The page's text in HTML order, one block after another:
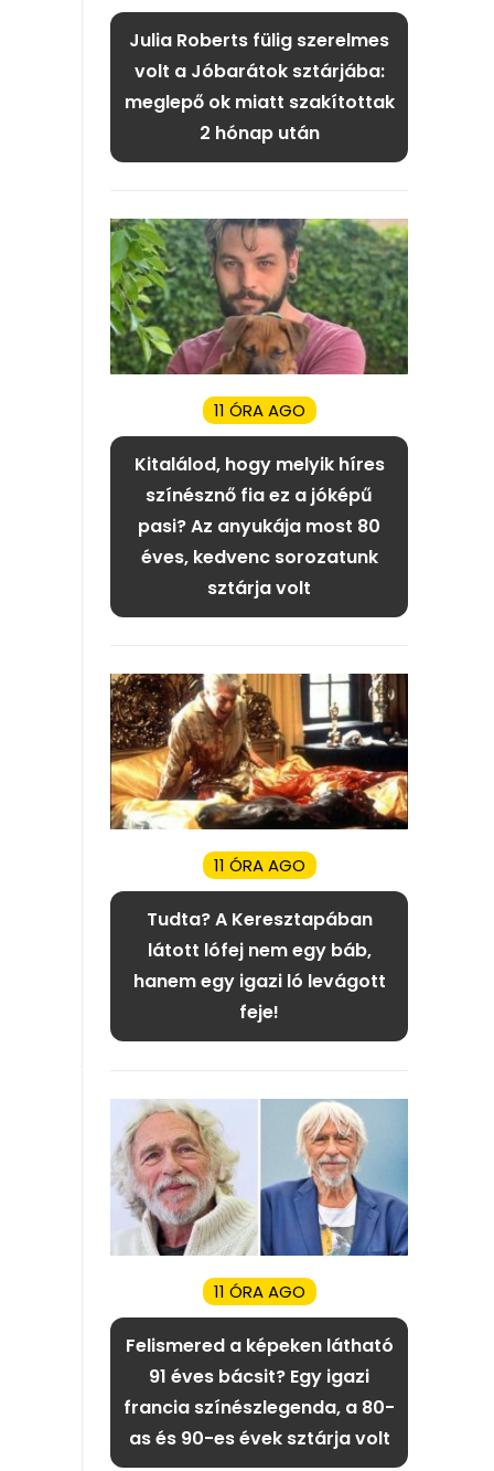
Julia Roberts fülig szerelmes
volt a Jóbarátok sztárjába:
meglepő ok miatt szakítottak
2 hónap után
11 ÓRA AGO
Kitalálod, hogy melyik híres
színésznő fia ez a jóképű
pasi? Az anyukája most 80
éves, kedvenc sorozatunk
sztárja volt
11 ÓRA AGO
Tudta? A Keresztapában
látott lófej nem egy báb,
hanem egy igazi ló levágott
feje!
11 ÓRA AGO
Felismered a képeken látható
91 éves bácsit? Egy igazi
francia színészlegenda, a 80-
as és 90-es évek sztárja volt